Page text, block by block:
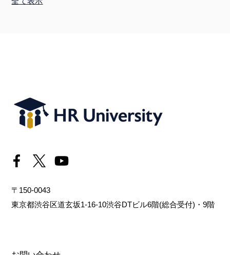
〒150-0043
東京都渋谷区道玄坂1-16-10渋谷DTビル6階(総合受付)・9階